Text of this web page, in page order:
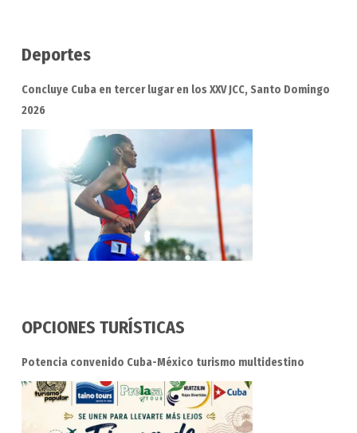
Deportes
Concluye Cuba en tercer lugar en los XXV JCC, Santo Domingo
2026
OPCIONES TURÍSTICAS
Potencia convenido Cuba-México turismo multidestino